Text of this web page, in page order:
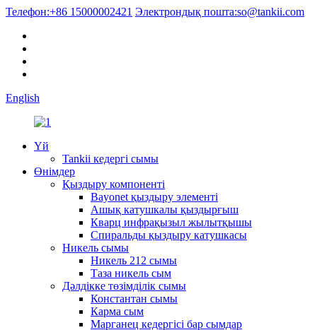
Телефон:+86 15000002421 Электрондық пошта:so@tankii.com
English
Үй
Tankii кедергі сымы
Өнімдер
Қыздыру компоненті
Bayonet қыздыру элементі
Ашық катушкалы қыздырғыш
Кварц инфрақызыл жылытқышы
Спиральды қыздыру катушкасы
Никель сымы
Никель 212 сымы
Таза никель сым
Дәлдікке төзімділік сымы
Константан сымы
Карма сым
Марганец кедергісі бар сымдар